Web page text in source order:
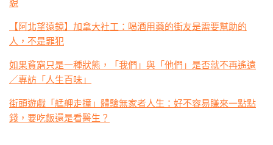
貌
【阿北望遠鏡】加拿大社工：喝酒用藥的街友是需要幫助的
人，不是罪犯
如果貧窮只是一種狀態，「我們」與「他們」是否就不再遙遠
／專訪「人生百味」
街頭遊戲「艋舺走撞」體驗無家者人生：好不容易賺來一點點
錢，要吃飯還是看醫生？